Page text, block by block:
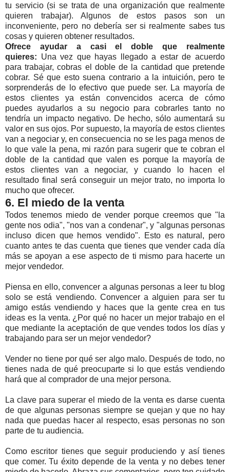
tu servicio (si se trata de una organización que realmente
quieren trabajar). Algunos de estos pasos son un
inconveniente, pero no debería ser si realmente sabes tus
cosas y quieren obtener resultados.
Ofrece ayudar a casi el doble que realmente
quieres: Una vez que hayas llegado a estar de acuerdo
para trabajar, cobras el doble de la cantidad que pretende
cobrar. Sé que esto suena contrario a la intuición, pero te
sorprenderás de lo efectivo que puede ser. La mayoría de
estos clientes ya están convencidos acerca de cómo
puedes ayudarlos a su negocio para cobrarles tanto no
tendría un impacto negativo. De hecho, sólo aumentará su
valor en sus ojos. Por supuesto, la mayoría de estos clientes
van a negociar y, en consecuencia no se les paga menos de
lo que vale la pena, mi razón para sugerir que te cobran el
doble de la cantidad que valen es porque la mayoría de
estos clientes van a negociar, y cuando lo hacen el
resultado final será conseguir un mejor trato, no importa lo
mucho que ofrecer.
6. El miedo de la venta
Todos tenemos miedo de vender porque creemos que "la
gente nos odia", "nos van a condenar", y "algunas personas
incluso dicen que hemos vendido". Esto es natural, pero
cuanto antes te das cuenta que tienes que vender cada día
más se apoyan a ese aspecto de ti mismo para hacerte un
mejor vendedor.
Piensa en ello, convencer a algunas personas a leer tu blog
solo se está vendiendo. Convencer a alguien para ser tu
amigo estás vendiendo y haces que la gente crea en tus
ideas es la venta. ¿Por qué no hacer un mejor trabajo en el
que mediante la aceptación de que vendes todos los días y
trabajando para ser un mejor vendedor?
Vender no tiene por qué ser algo malo. Después de todo, no
tienes nada de qué preocuparte si lo que estás vendiendo
hará que al comprador de una mejor persona.
La clave para superar el miedo de la venta es darse cuenta
de que algunas personas siempre se quejan y que no hay
nada que puedas hacer al respecto, esas personas no son
parte de tu audiencia.
Como escritor tienes que seguir produciendo y así tienes
que comer. Tu éxito depende de la venta y no debes tener